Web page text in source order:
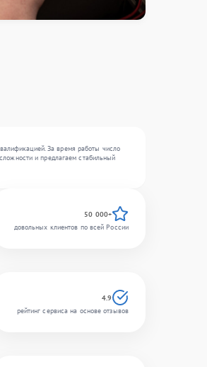
За время работы число
и предлагаем стабильный
50 000+
довольных клиентов по всей России
4.9
рейтинг сервиса на основе отзывов